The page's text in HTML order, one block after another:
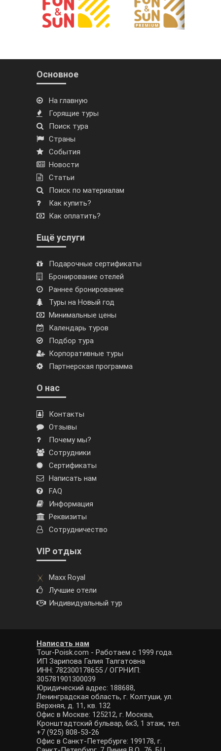
Основное
На главную
Горящие туры
Поиск тура
Страны
События
Новости
Статьи
Поиск по материалам
Как купить?
Как оплатить?
Ещё услуги
Подарочные сертификаты
Бронирование отелей
Раннее бронирование
Туры на Новый год
Минимальные цены
Календарь туров
Подбор тура
Корпоративные туры
Партнерская программа
О нас
Контакты
Отзывы
Почему мы?
Сотрудники
Сертификаты
Написать нам
FAQ
Информация
Реквизиты
Сотрудничество
VIP отдых
Maxx Royal
Лучшие отели
Индивидуальный тур
Написать нам
Tour-Poisk.com - Работаем с 1999 года.
ИП Зарипова Галия Талгатовна
ИНН: 782300178655 / ОГРНИП:
305781901300039
Юридический адрес: 188688,
Ленинградская область, г. Колтуши, ул.
Верхняя, д. 11, кв. 132
Офис в Москве: 125212, г. Москва,
Кронштадтский бульвар, 6к3, 1 этаж, тел.
+7 (925) 808-53-26
Офис в Санкт-Петербурге: 199178, г.